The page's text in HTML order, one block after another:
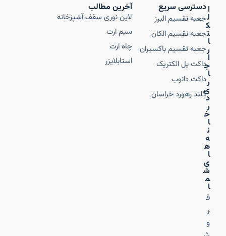
ا
ل
ک
ت
ا
ر
ا
ج
ا
ر
ی
د
ر
خ
ا
ن
ه‌
ه
ا
ی
ش
م
ا
ف
ر
و
دسترسی سریع
جعبه تقسیم البرز
جعبه تقسیم الکان
جعبه تقسیم باکسیران
داکت پل الکتریک
داکت دانوب
گلند رهورد خراسان
آخرین مطالب
لاین نوری سقف آشپزخانه
سیم ارت
چاه ارت
استابلایزر